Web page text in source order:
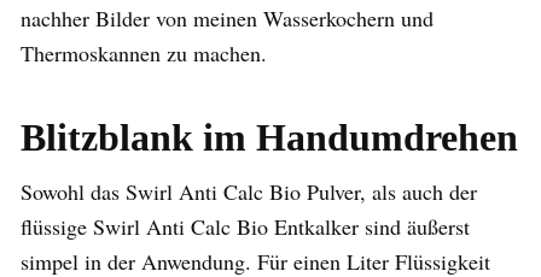
nachher Bilder von meinen Wasserkochern und
Thermoskannen zu machen.
Blitzblank im Handumdrehen
Sowohl das Swirl Anti Calc Bio Pulver, als auch der
flüssige Swirl Anti Calc Bio Entkalker sind äußerst
simpel in der Anwendung. Für einen Liter Flüssigkeit